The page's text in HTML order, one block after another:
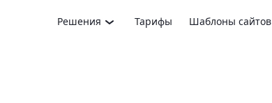
Решения Тарифы Шаблоны сайтов